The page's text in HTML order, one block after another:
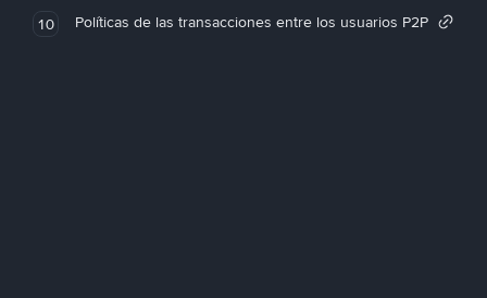
10 Políticas de las transacciones entre los usuarios P2P